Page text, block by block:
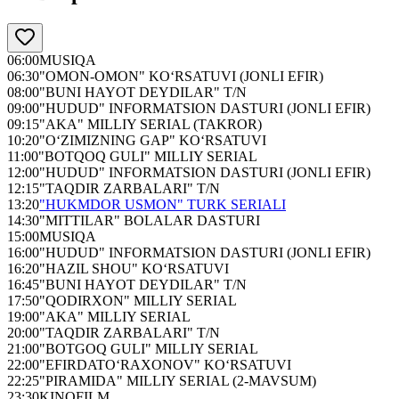
06:00MUSIQA
06:30"OMON-OMON" KO‘RSATUVI (JONLI EFIR)
08:00"BUNI HAYOT DEYDILAR" T/N
09:00"HUDUD" INFORMATSION DASTURI (JONLI EFIR)
09:15"AKA" MILLIY SERIAL (TAKROR)
10:20"O‘ZIMIZNING GAP" KO‘RSATUVI
11:00"BOTQOQ GULI" MILLIY SERIAL
12:00"HUDUD" INFORMATSION DASTURI (JONLI EFIR)
12:15"TAQDIR ZARBALARI" T/N
13:20"HUKMDOR USMON" TURK SERIALI
14:30"MITTILAR" BOLALAR DASTURI
15:00MUSIQA
16:00"HUDUD" INFORMATSION DASTURI (JONLI EFIR)
16:20"HAZIL SHOU" KO‘RSATUVI
16:45"BUNI HAYOT DEYDILAR" T/N
17:50"QODIRXON" MILLIY SERIAL
19:00"AKA" MILLIY SERIAL
20:00"TAQDIR ZARBALARI" T/N
21:00"BOTGOQ GULI" MILLIY SERIAL
22:00"EFIRDATO‘RAXONOV" KO‘RSATUVI
22:25"PIRAMIDA" MILLIY SERIAL (2-MAVSUM)